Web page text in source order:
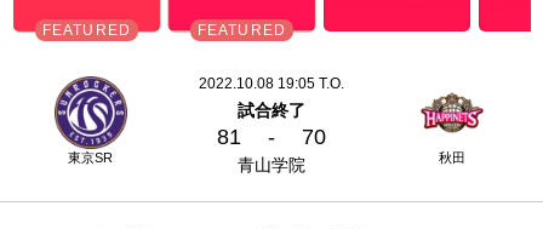
東京SR
2022.10.08 19:05 T.O.
試合終了
81 - 70
青山学院 秋田